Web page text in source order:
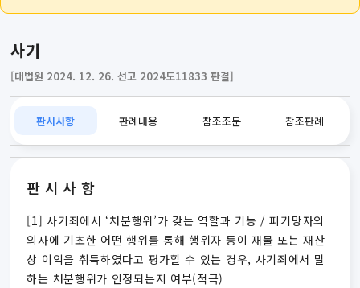
사기
[대법원 2024. 12. 26. 선고 2024도11833 판결]
판시사항 판례내용 참조조문 참조판례
판시사항
[1] 사기죄에서 ‘처분행위’가 갖는 역할과 기능 / 피기망자의
의사에 기초한 어떤 행위를 통해 행위자 등이 재물 또는 재산
상 이익을 취득하였다고 평가할 수 있는 경우, 사기죄에서 말
하는 처분행위가 인정되는지 여부(적극)